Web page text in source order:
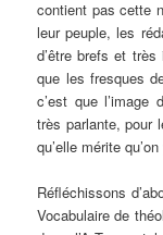
contient pas cette
leur peuple, les
d’être brefs et
que les fresques
c’est que
très parlante, pour
qu’elle mérite
Réfléchissons
Vocabulaire de